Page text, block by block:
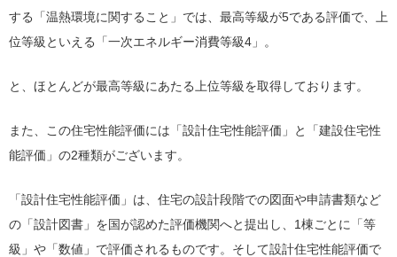
する「温熱環境に関すること」では、最高等級が5である評価で、上
位等級といえる「一次エネルギー消費等級4」。
と、ほとんどが最高等級にあたる上位等級を取得しております。
また、この住宅性能評価には「設計住宅性能評価」と「建設住宅性
能評価」の2種類がございます。
「設計住宅性能評価」は、住宅の設計段階での図面や申請書類など
の「設計図書」を国が認めた評価機関へと提出し、1棟ごとに「等
級」や「数値」で評価されるものです。そして設計住宅性能評価で